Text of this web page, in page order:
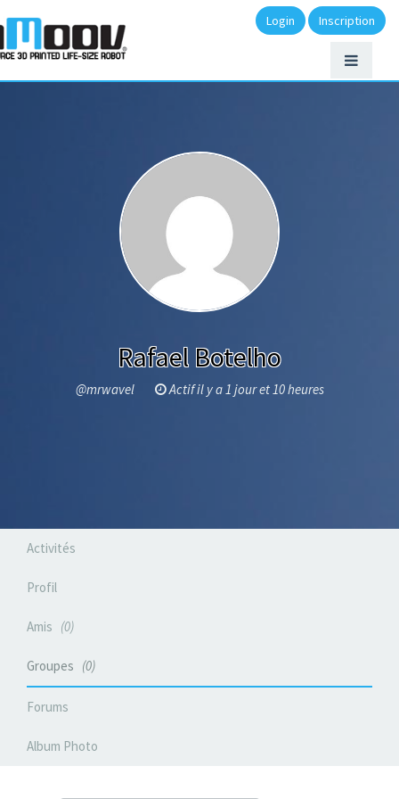
Login Inscription
Rafael Botelho
@mrwavel Actif il y a 1 jour et 10 heures
Activités
Profil
Amis 0
Groupes 0
Forums
Album Photo